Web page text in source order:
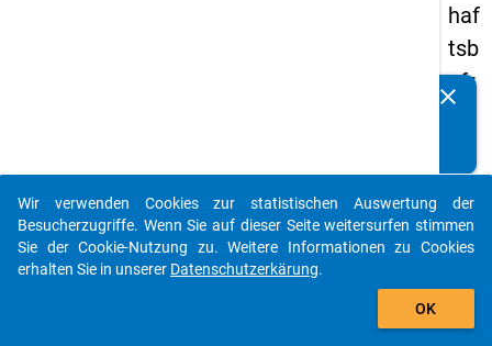
haf
tsb
efr
g
20
19
Details
clear
auto_stories
add_shopping_cart
Wir verwenden Cookies zur statistischen Auswertung der
Besucherzugriffe. Wenn Sie auf dieser Seite weitersurfen stimmen
Sie der Cookie-Nutzung zu. Weitere Informationen zu Cookies
erhalten Sie in unserer Datenschutzerkärung.
OK